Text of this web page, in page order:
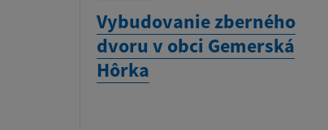
Vybudovanie zberného
dvoru v obci Gemerská
Hôrka